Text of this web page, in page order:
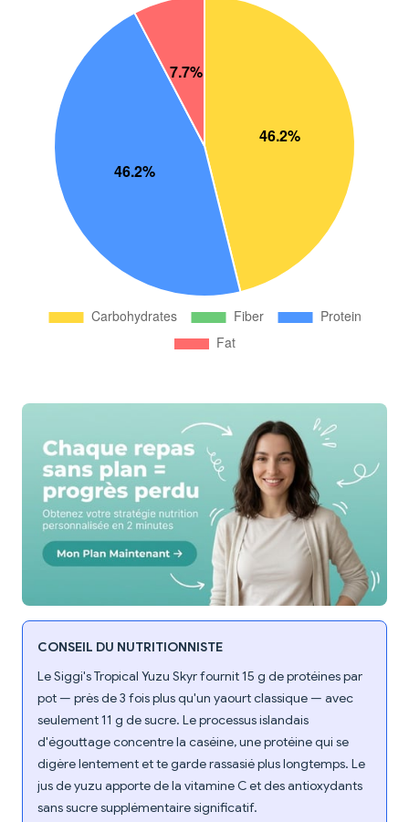
CONSEIL DU NUTRITIONNISTE
Le Siggi's Tropical Yuzu Skyr fournit 15 g de protéines par
pot — près de 3 fois plus qu'un yaourt classique — avec
seulement 11 g de sucre. Le processus islandais
d'égouttage concentre la caséine, une protéine qui se
digère lentement et te garde rassasié plus longtemps. Le
jus de yuzu apporte de la vitamine C et des antioxydants
sans sucre supplémentaire significatif.